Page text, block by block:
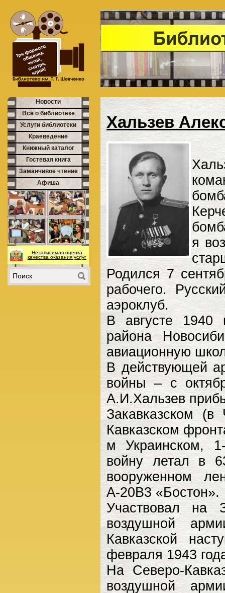
Хальзев
я
Родился 7
рабочего.
аэроклуб.
В августе 1940
района
авиационную
В действующей
войны – с
А.И.Хальзев
Закавказском (в
Кавказском
м Украинском,
войну летал в
вооруженном
А-20В3 «Бостон».
Участвовал на
воздушной
Кавказской
февраля 1943
На Северо-
воздушной
Новости
Всё о библиотеке
Услуги библиотеки
Краеведение
Книжный каталог
Гостевая книга
Заманчивое чтение
Афиша
Независимая оценка
качества оказания услуг